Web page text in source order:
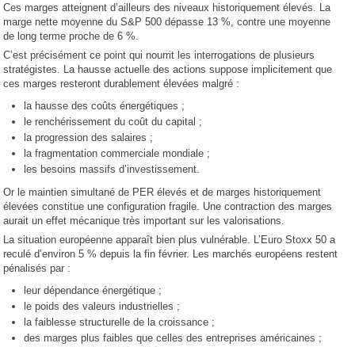
Ces marges atteignent d’ailleurs des niveaux historiquement élevés. La
marge nette moyenne du S&P 500 dépasse 13 %, contre une moyenne
de long terme proche de 6 %.
C’est précisément ce point qui nourrit les interrogations de plusieurs
stratégistes. La hausse actuelle des actions suppose implicitement que
ces marges resteront durablement élevées malgré :
la hausse des coûts énergétiques ;
le renchérissement du coût du capital ;
la progression des salaires ;
la fragmentation commerciale mondiale ;
les besoins massifs d’investissement.
Or le maintien simultané de PER élevés et de marges historiquement
élevées constitue une configuration fragile. Une contraction des marges
aurait un effet mécanique très important sur les valorisations.
La situation européenne apparaît bien plus vulnérable. L’Euro Stoxx 50 a
reculé d’environ 5 % depuis la fin février. Les marchés européens restent
pénalisés par :
leur dépendance énergétique ;
le poids des valeurs industrielles ;
la faiblesse structurelle de la croissance ;
des marges plus faibles que celles des entreprises américaines ;